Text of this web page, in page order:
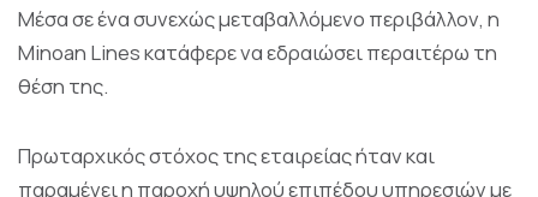
Μέσα σε ένα συνεχώς μεταβαλλόμενο περιβάλλον, η
Minoan Lines κατάφερε να εδραιώσει περαιτέρω τη
θέση της.
Πρωταρχικός στόχος της εταιρείας ήταν και
παραμένει η παροχή υψηλού επιπέδου υπηρεσιών με